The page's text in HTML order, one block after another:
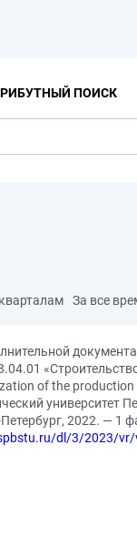
ПОИСК
За все
of the
университет
2022. — 1
dl/3/2023/vr/